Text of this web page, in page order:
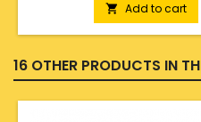
 Add to cart
16 OTHER PRODUCTS IN